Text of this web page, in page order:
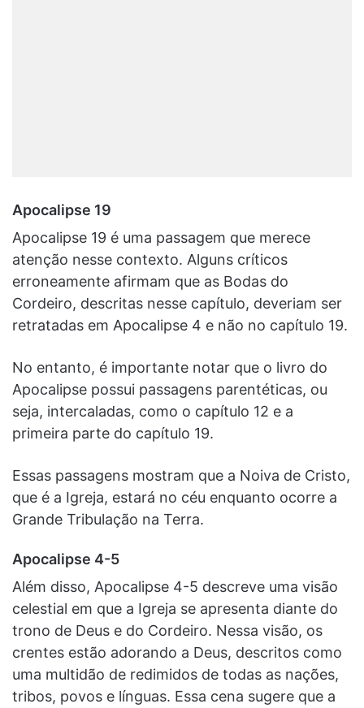
Apocalipse 19
Apocalipse 19 é uma passagem que merece
atenção nesse contexto. Alguns críticos
erroneamente afirmam que as Bodas do
Cordeiro, descritas nesse capítulo, deveriam ser
retratadas em Apocalipse 4 e não no capítulo 19.
No entanto, é importante notar que o livro do
Apocalipse possui passagens parentéticas, ou
seja, intercaladas, como o capítulo 12 e a
primeira parte do capítulo 19.
Essas passagens mostram que a Noiva de Cristo,
que é a Igreja, estará no céu enquanto ocorre a
Grande Tribulação na Terra.
Apocalipse 4-5
Além disso, Apocalipse 4-5 descreve uma visão
celestial em que a Igreja se apresenta diante do
trono de Deus e do Cordeiro. Nessa visão, os
crentes estão adorando a Deus, descritos como
uma multidão de redimidos de todas as nações,
tribos, povos e línguas. Essa cena sugere que a